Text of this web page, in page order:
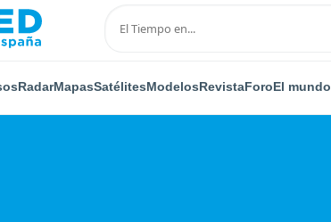
RadarMapasSatélitesModelosRevistaForoEl mundo